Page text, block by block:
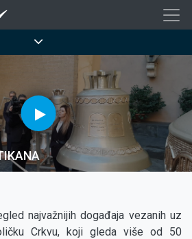
najvažnijih događaja vezanih uz
Crkvu, koji gleda više od 50